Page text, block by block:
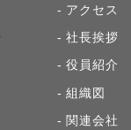
アクセス
社長挨拶
役員紹介
組織図
関連会社